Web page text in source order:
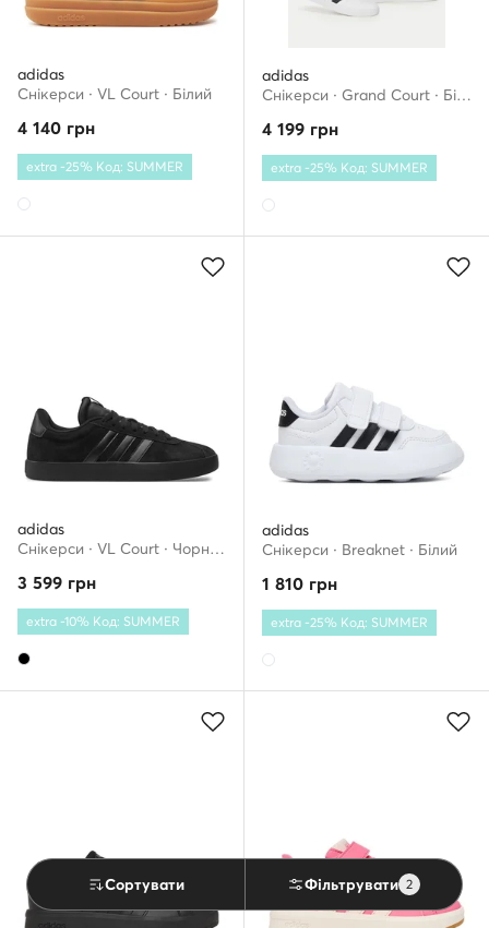
Сортувати Фільтрувати 2
adidas
Снікерcи · VL Court · Білий
4 140 грн
extra -25% Код: SUMMER
adidas
Снікерcи · Grand Court · Білий
4 199 грн
extra -25% Код: SUMMER
adidas
Снікерcи · VL Court · Чорний
3 599 грн
extra -10% Код: SUMMER
adidas
Снікерcи · Breaknet · Білий
1 810 грн
extra -25% Код: SUMMER